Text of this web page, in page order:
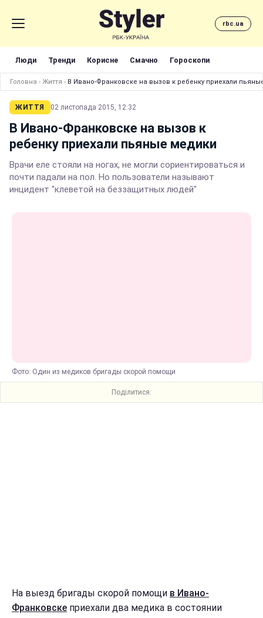
rbc.ua
Люди Тренди Корисне Смачно Гороскопи
Головна › Життя › В Ивано-Франковске на вызов к ребенку приехали
ЖИТТЯ 02 листопада 2015, 12:32
В Ивано-Франковске на вызов к
ребенку приехали пьяные медики
Врачи еле стояли на ногах, не могли сориентироваться и
почти падали на пол. Но пользователи называют
инцидент "клеветой на беззащитных людей"
Фото: Один из медиков бригады скорой помощи
Поділитися:
На выезд бригады скорой помощи в Ивано-
Франковске приехали два медика в состоянии